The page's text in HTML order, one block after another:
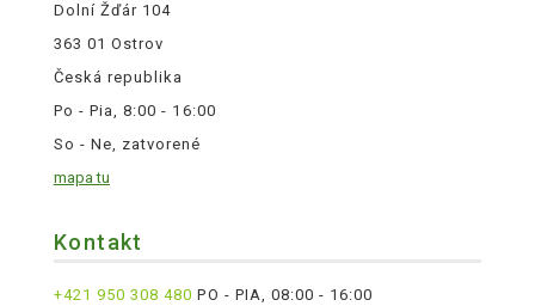
Dolní Žďár 104
363 01 Ostrov
Česká republika
Po - Pia, 8:00 - 16:00
So - Ne, zatvorené
mapa tu
Kontakt
+421 950 308 480 PO - PIA, 08:00 - 16:00